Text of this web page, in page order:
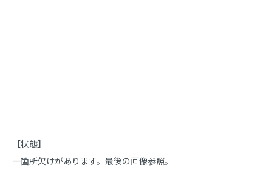
商品説明
【状態】
一箇所欠けがあります。最後の画像参照。